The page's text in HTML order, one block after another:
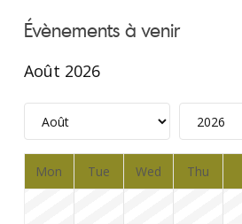
Évènements à venir
Août 2026
Mon Tue Wed Thu